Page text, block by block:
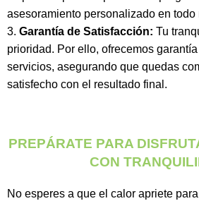
asesoramiento personalizado en todo
Garantía de Satisfacción: Tu
prioridad. Por ello, ofrecemos
servicios, asegurando que quedas
satisfecho con el resultado final.
PREPÁRATE PARA
CON
No esperes a que el calor apriete